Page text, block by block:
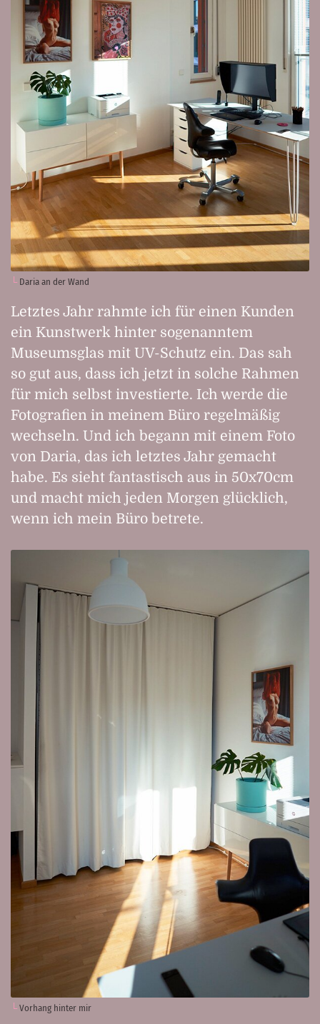
Daria an der Wand
Letztes Jahr rahmte ich für einen Kunden
ein Kunstwerk hinter sogenanntem
Museumsglas mit UV-Schutz ein. Das sah
so gut aus, dass ich jetzt in solche Rahmen
für mich selbst investierte. Ich werde die
Fotografien in meinem Büro regelmäßig
wechseln. Und ich begann mit einem Foto
von Daria, das ich letztes Jahr gemacht
habe. Es sieht fantastisch aus in 50x70cm
und macht mich jeden Morgen glücklich,
wenn ich mein Büro betrete.
Vorhang hinter mir